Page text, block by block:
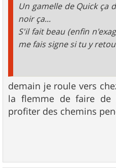
Un gamelle de Quick ça
noir ça...
S'il fait beau (enfin
me fais signe si tu y
demain je roule vers
la flemme de faire de
profiter des chemins